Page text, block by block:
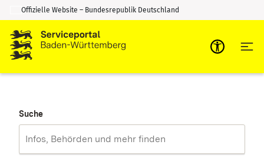
Zum Inhalt springen
Zur Suche springen
Offizielle Website – Bundesrepublik Deutschland
Suche